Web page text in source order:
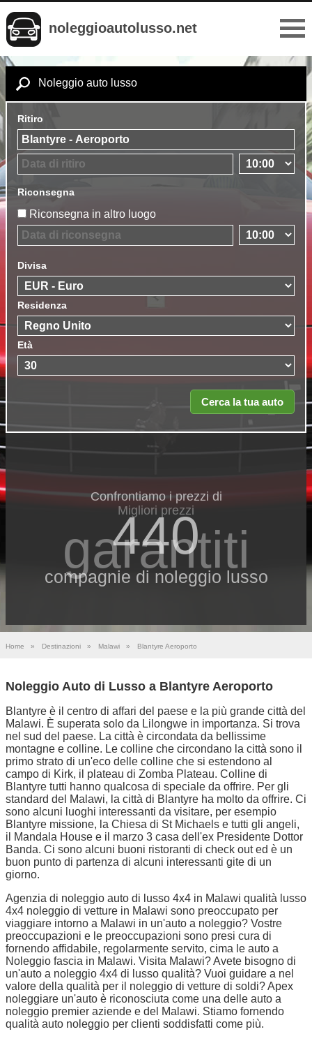
noleggioautolusso.net
Noleggio auto lusso
Ritiro
Riconsegna
Riconsegna in altro luogo
Divisa
Residenza
Età
Confrontiamo i prezzi di
440
compagnie di noleggio lusso
Migliori prezzi
garantiti
Home » Destinazioni » Malawi » Blantyre Aeroporto
Noleggio Auto di Lusso a Blantyre Aeroporto
Blantyre è il centro di affari del paese e la più grande città del
Malawi. È superata solo da Lilongwe in importanza. Si trova
nel sud del paese. La città è circondata da bellissime
montagne e colline. Le colline che circondano la città sono il
primo strato di un'eco delle colline che si estendono al
campo di Kirk, il plateau di Zomba Plateau. Colline di
Blantyre tutti hanno qualcosa di speciale da offrire. Per gli
standard del Malawi, la città di Blantyre ha molto da offrire. Ci
sono alcuni luoghi interessanti da visitare, per esempio
Blantyre missione, la Chiesa di St Michaels e tutti gli angeli,
il Mandala House e il marzo 3 casa dell'ex Presidente Dottor
Banda. Ci sono alcuni buoni ristoranti di check out ed è un
buon punto di partenza di alcuni interessanti gite di un
giorno.
Agenzia di noleggio auto di lusso 4x4 in Malawi qualità lusso
4x4 noleggio di vetture in Malawi sono preoccupato per
viaggiare intorno a Malawi in un'auto a noleggio? Vostre
preoccupazioni e le preoccupazioni sono presi cura di
fornendo affidabile, regolarmente servito, cima le auto a
Noleggio fascia in Malawi. Visita Malawi? Avete bisogno di
un'auto a noleggio 4x4 di lusso qualità? Vuoi guidare a nel
valore della qualità per il noleggio di vetture di soldi? Apex
noleggiare un'auto è riconosciuta come una delle auto a
noleggio premier aziende e del Malawi. Stiamo fornendo
qualità auto noleggio per clienti soddisfatti come più.